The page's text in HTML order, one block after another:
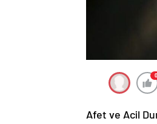
0
Afet ve Acil